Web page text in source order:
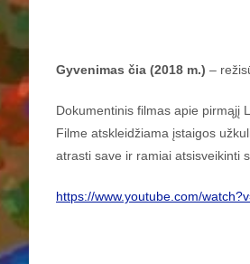
Gyvenimas čia (2018 m.) –
Dokumentinis filmas apie pirmąjį
Filme atskleidžiama įstaigos
atrasti save ir ramiai atsisveikinti
https://www.youtube.com/